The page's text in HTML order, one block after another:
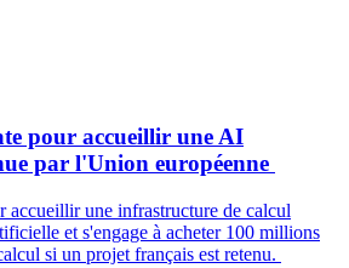
pour accueillir une AI
par l'Union européenne
accueillir une infrastructure de calcul
et s'engage à acheter 100 millions
si un projet français est retenu.